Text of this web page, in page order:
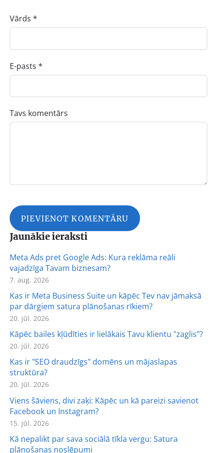
Jaunākie ieraksti
Meta Ads pret Google Ads: Kura reklāma reāli
vajadzīga Tavam biznesam?
7. aug. 2026
Kas ir Meta Business Suite un kāpēc Tev nav jāmaksā
par dārgiem satura plānošanas rīkiem?
20. jūl. 2026
Kāpēc bailes kļūdīties ir lielākais Tavu klientu "zaglis"?
20. jūl. 2026
Kas ir "SEO draudzīgs" domēns un mājaslapas
struktūra?
20. jūl. 2026
Viens šāviens, divi zaķi: Kāpēc un kā pareizi savienot
Facebook un Instagram?
15. jūl. 2026
Kā nepalikt par sava sociālā tīkla vergu: Satura
plānošanas noslēpumi
Vārds *
E-pasts *
Tavs komentārs